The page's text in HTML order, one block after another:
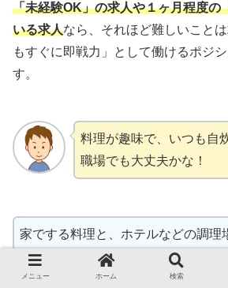
「未経験OK」の求人や１ヶ月程度の
いる求人なら、それほど難しいこと
もすぐに即戦力」として働けるポジ
す。
料理が趣味で、いつも自
職場でも大丈夫かな！
家でする料理と、ホテルなどの調理
料理は、まったく別物です。
仕事として調理を経験したことがな
メニュー ホーム 検索